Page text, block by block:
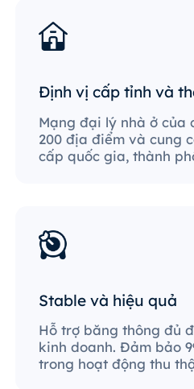
Định vị cấp tỉnh và
Mạng đại lý nhà ở của
200 địa điểm và cung
cấp quốc gia, thành
Stable và hiệu quả
Hỗ trợ băng thông đủ
kinh doanh. Đảm bảo
trong hoạt động thu